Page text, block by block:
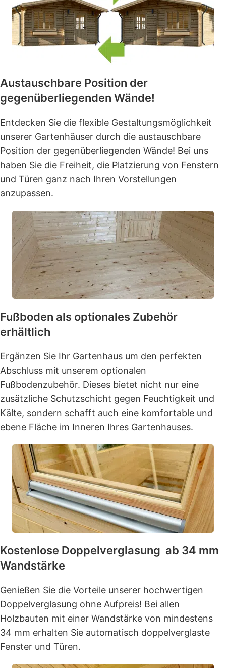
Austauschbare Position der
gegenüberliegenden Wände!
Entdecken Sie die flexible Gestaltungsmöglichkeit
unserer Gartenhäuser durch die austauschbare
Position der gegenüberliegenden Wände! Bei uns
haben Sie die Freiheit, die Platzierung von Fenstern
und Türen ganz nach Ihren Vorstellungen
anzupassen.
Fußboden als optionales Zubehör
erhältlich
Ergänzen Sie Ihr Gartenhaus um den perfekten
Abschluss mit unserem optionalen
Fußbodenzubehör. Dieses bietet nicht nur eine
zusätzliche Schutzschicht gegen Feuchtigkeit und
Kälte, sondern schafft auch eine komfortable und
ebene Fläche im Inneren Ihres Gartenhauses.
Kostenlose Doppelverglasung ab 34 mm
Wandstärke
Genießen Sie die Vorteile unserer hochwertigen
Doppelverglasung ohne Aufpreis! Bei allen
Holzbauten mit einer Wandstärke von mindestens
34 mm erhalten Sie automatisch doppelverglaste
Fenster und Türen.